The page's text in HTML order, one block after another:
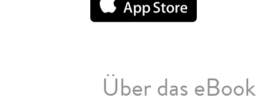
Über das eBook